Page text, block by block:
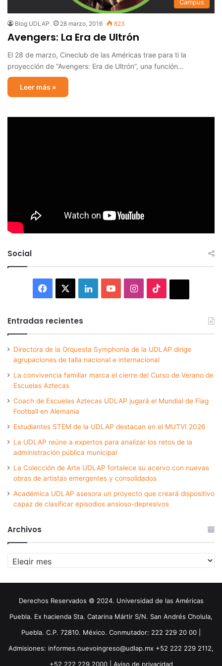
Campus
Blog UDLAP 28 marzo, 2016 823
Avengers: La Era de Ultrón
El 28 de marzo, Cineclub de las Américas trae para ti la
proyección de “Avengers: Era de Ultrón”, una función…
Leer más »
Social
Facebook LinkedInYouTubeInstagram
Entradas recientes
Directora de la Orquesta Symphonia de la UDLAP dirige
agrupaciones de talla nacional e internacional
La convivencia familiar marca el cierre del Curso de Verano de
Escuelas Aztecas
Coach de Escuelas Aztecas UDLAP jugará el Mundial de Flag
Football en Alemania
Estudiantes STEM de la UDLAP destacan en el MUTVI 2026
La UDLAP reúne a expertos para analizar los retos de la
administración pública municipal
La Colección de Arte UDLAP fortalece su acervo con nuevas
obras de artistas emergentes y consolidados
Académica UDLAP asesora un proyecto que creará dispositivo
capaz de clasificar episodios ansioso-depresivos
Archivos
Archivos
Derechos Reservados © 2024. Universidad de las Américas
Puebla. Ex hacienda Sta. Catarina Mártir S/N. San Andrés Cholula,
Puebla. C.P. 72810. México. Conmutador: 222 229 20 00 |
Admisiones: informes.nuevoingreso@udlap.mx +52 222 229 2112,
+52 222 229 2000 | Aviso de privacidad